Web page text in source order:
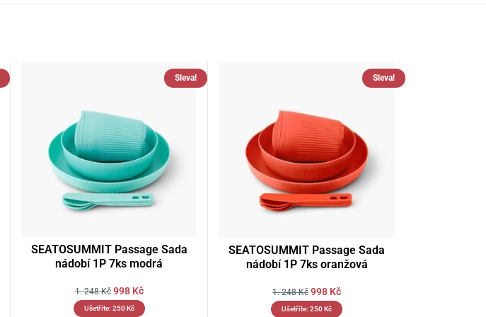
Sleva!
SEATOSUMMIT Passage Sada
nádobí 1P 7ks modrá
1. 248Kč 998 Kč
Ušetříte: 250Kč
Sleva!
SEATOSUMMIT Passage Sada
nádobí 1P 7ks oranžová
1. 248Kč 998 Kč
Ušetříte: 250Kč